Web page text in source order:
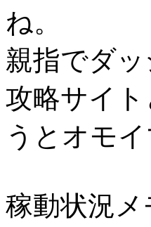
ね。
親指でダ
攻略サイ
うとオモイ
稼動状況メ